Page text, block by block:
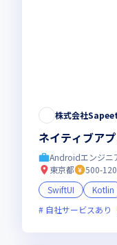
株式会社Sapeet
ネイティブア
Androidエンジニ
東京都
500-
SwiftUI
Kotlin
自社サービスあり